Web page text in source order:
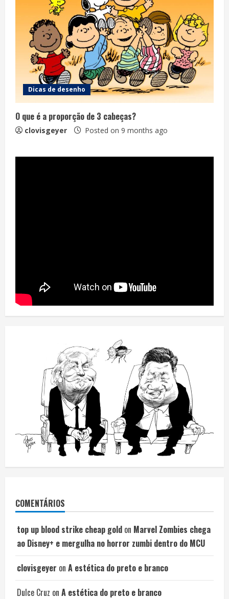
Dicas de desenho
O que é a proporção de 3 cabeças?
clovisgeyer Posted on 9 months ago
COMENTÁRIOS
top up blood strike cheap gold on Marvel Zombies chega
ao Disney+ e mergulha no horror zumbi dentro do MCU
clovisgeyer on A estética do preto e branco
Dulce Cruz on A estética do preto e branco